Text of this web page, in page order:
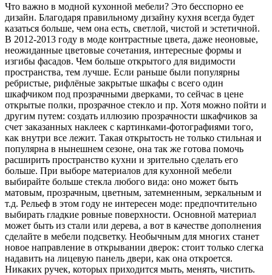
Что важно в модной кухонной мебели? Это бесспорно ее
дизайн. Благодаря правильному дизайну кухня всегда будет
казаться больше, чем она есть, светлой, чистой и эстетичной.
В 2012-2013 году в моде контрастные цвета, даже неоновые,
неожиданные цветовые сочетания, интересные формы и
изгибы фасадов. Чем больше открытого для видимости
пространства, тем лучше. Если раньше были популярны
ребристые, рифлёные закрытые шкафы с всего один
шкафчиком под прозрачными дверками, то сейчас в цене
открытые полки, прозрачное стекло и пр. Хотя можно пойти и
другим путем: создать иллюзию прозрачности шкафчиков за
счет заказанных наклеек с картинками-фотографиями того,
как внутри все лежит. Такая открытость не только стильная и
популярна в нынешнем сезоне, она так же готова помочь
расширить пространство кухни и зрительно сделать его
больше. При выборе материалов для кухонной мебели
выбирайте больше стекла любого вида: оно может быть
матовым, прозрачным, цветным, затемненным, зеркальным и
т.д. Рельеф в этом году не интересен моде: предпочтительно
выбирать гладкие ровные поверхности. Основной материал
может быть из стали или дерева, а вот в качестве дополнения
сделайте в мебели подсветку. Необычным для многих станет
новое направление в открывании дверок: стоит только слегка
надавить на лицевую панель двери, как она откроется.
Никаких ручек, которых приходится мыть, менять, чистить.